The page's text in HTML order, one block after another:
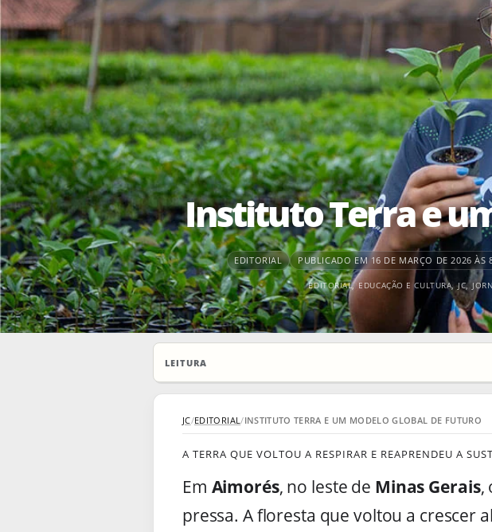
Instituto Terra e
EDITORIAL PUBLICADO EM 16 DE MARÇO DE 2026 ÀS
EDITORIAL,EDUCAÇÃO E CULTURA,JC,
LEITURA
JC/EDITORIAL/INSTITUTO TERRA E UM MODELO GLOBAL DE FUTURO
A TERRA QUE VOLTOU A RESPIRAR E REAPRENDEU A
Em Aimorés, no leste de Minas Gerais,
pressa. A floresta que voltou a crescer